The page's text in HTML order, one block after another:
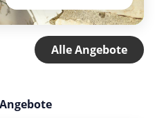
Alle Angebote